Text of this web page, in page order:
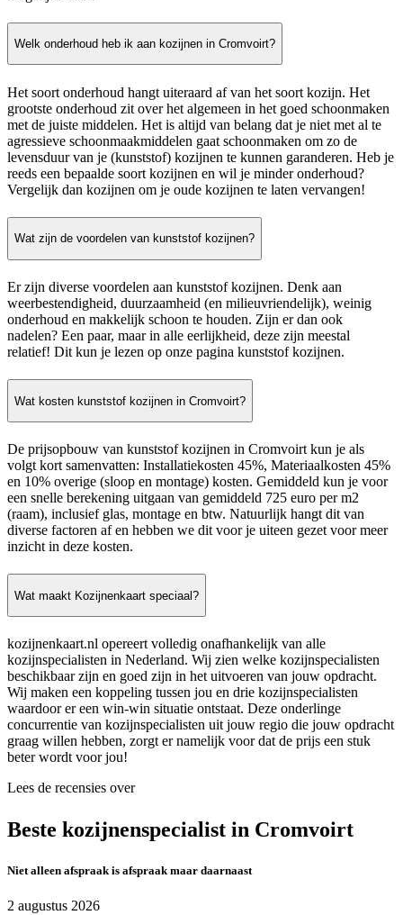
Welk onderhoud heb ik aan kozijnen in Cromvoirt?
Het soort onderhoud hangt uiteraard af van het soort kozijn. Het
grootste onderhoud zit over het algemeen in het goed schoonmaken
met de juiste middelen. Het is altijd van belang dat je niet met al te
agressieve schoonmaakmiddelen gaat schoonmaken om zo de
levensduur van je (kunststof) kozijnen te kunnen garanderen. Heb je
reeds een bepaalde soort kozijnen en wil je minder onderhoud?
Vergelijk dan kozijnen om je oude kozijnen te laten vervangen!
Wat zijn de voordelen van kunststof kozijnen?
Er zijn diverse voordelen aan kunststof kozijnen. Denk aan
weerbestendigheid, duurzaamheid (en milieuvriendelijk), weinig
onderhoud en makkelijk schoon te houden. Zijn er dan ook
nadelen? Een paar, maar in alle eerlijkheid, deze zijn meestal
relatief! Dit kun je lezen op onze pagina kunststof kozijnen.
Wat kosten kunststof kozijnen in Cromvoirt?
De prijsopbouw van kunststof kozijnen in Cromvoirt kun je als
volgt kort samenvatten: Installatiekosten 45%, Materiaalkosten 45%
en 10% overige (sloop en montage) kosten. Gemiddeld kun je voor
een snelle berekening uitgaan van gemiddeld 725 euro per m2
(raam), inclusief glas, montage en btw. Natuurlijk hangt dit van
diverse factoren af en hebben we dit voor je uiteen gezet voor meer
inzicht in deze kosten.
Wat maakt Kozijnenkaart speciaal?
kozijnenkaart.nl opereert volledig onafhankelijk van alle
kozijnspecialisten in Nederland. Wij zien welke kozijnspecialisten
beschikbaar zijn en goed zijn in het uitvoeren van jouw opdracht.
Wij maken een koppeling tussen jou en drie kozijnspecialisten
waardoor er een win-win situatie ontstaat. Deze onderlinge
concurrentie van kozijnspecialisten uit jouw regio die jouw opdracht
graag willen hebben, zorgt er namelijk voor dat de prijs een stuk
beter wordt voor jou!
Lees de recensies over
Beste kozijnenspecialist in Cromvoirt
Niet alleen afspraak is afspraak maar daarnaast
2 augustus 2026